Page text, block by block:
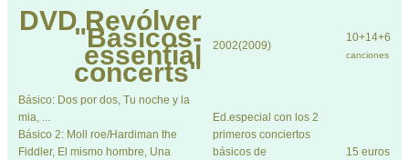
DVDRevólver
"Básicos-
essential
concerts"
2002(2009)
10+14+6
canciones
Básico: Dos por dos, Tu noche y la
mia, ...
Básico 2: Moll roe/Hardiman the
Fiddler, El mismo hombre, Una
Ed.especial con los 2
primeros conciertos
básicos de
15 euros